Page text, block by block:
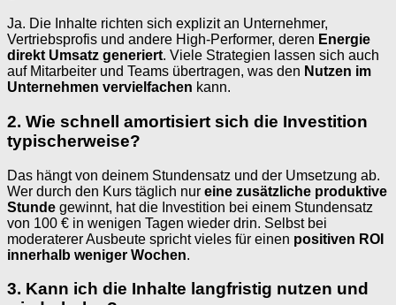
Ja. Die Inhalte richten sich explizit an Unternehmer,
Vertriebsprofis und andere High-Performer, deren Energie
direkt Umsatz generiert. Viele Strategien lassen sich auch
auf Mitarbeiter und Teams übertragen, was den Nutzen im
Unternehmen vervielfachen kann.
2. Wie schnell amortisiert sich die Investition
typischerweise?
Das hängt von deinem Stundensatz und der Umsetzung ab.
Wer durch den Kurs täglich nur eine zusätzliche produktive
Stunde gewinnt, hat die Investition bei einem Stundensatz
von 100 € in wenigen Tagen wieder drin. Selbst bei
moderaterer Ausbeute spricht vieles für einen positiven ROI
innerhalb weniger Wochen.
3. Kann ich die Inhalte langfristig nutzen und